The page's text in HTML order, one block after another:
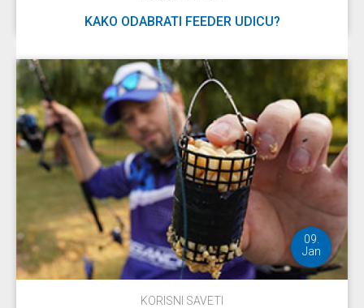
KAKO ODABRATI FEEDER UDICU?
DETALJNIJE
09.
Jan
KORISNI SAVETI